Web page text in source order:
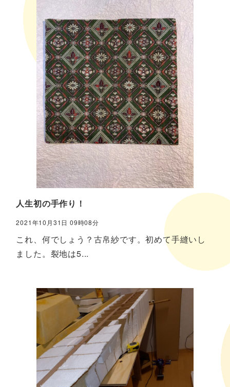
人生初の手作り！
2021年10月31日 09時08分
これ、何でしょう？古帛紗です。初めて手縫いし
ました。裂地は5...